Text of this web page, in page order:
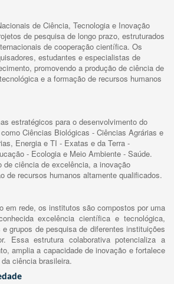
de Ciência, Tecnologia e Inovação
de pesquisa de longo prazo, estruturados
de cooperação científica. Os
estudantes e especialistas de
promovendo a produção de ciência de
e a formação de recursos humanos
estratégicos para o desenvolvimento do
Ciências Biológicas - Ciências Agrárias e
Energia e TI - Exatas e da Terra -
- Ecologia e Meio Ambiente - Saúde.
de ciência de excelência, a inovação
de recursos humanos altamente qualificados.
em rede, os institutos são compostos por uma
excelência científica e tecnológica,
grupos de pesquisa de diferentes instituições
Essa estrutura colaborativa potencializa a
amplia a capacidade de inovação e fortalece
ciência brasileira.